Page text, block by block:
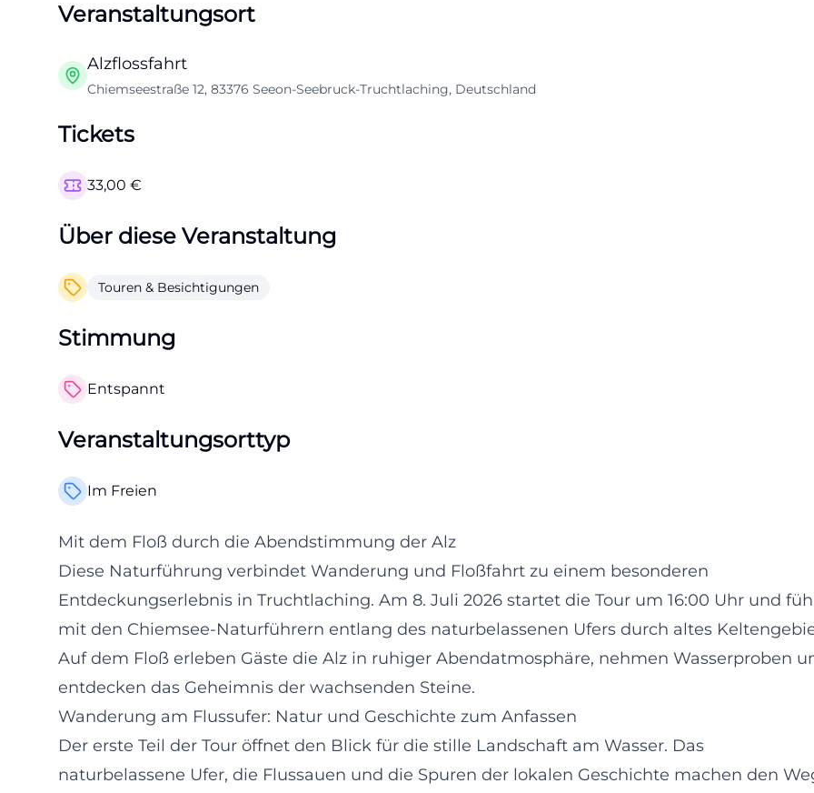
Veranstaltungsort
Alzflossfahrt
Chiemseestraße 12, 83376 Seeon-Seebruck-Truchtlaching, Deutschland
Tickets
33,00 €
Über diese Veranstaltung
Touren & Besichtigungen
Stimmung
Entspannt
Veranstaltungsorttyp
Im Freien
Mit dem Floß durch die Abendstimmung der Alz
Diese Naturführung verbindet Wanderung und Floßfahrt zu einem besonderen
Entdeckungserlebnis in Truchtlaching. Am 8. Juli 2026 startet die Tour um 16:00 Uhr und
mit den Chiemsee-Naturführern entlang des naturbelassenen Ufers durch altes
Auf dem Floß erleben Gäste die Alz in ruhiger Abendatmosphäre, nehmen Wasserproben
entdecken das Geheimnis der wachsenden Steine.
Wanderung am Flussufer: Natur und Geschichte zum Anfassen
Der erste Teil der Tour öffnet den Blick für die stille Landschaft am Wasser. Das
naturbelassene Ufer, die Flussauen und die Spuren der lokalen Geschichte machen den